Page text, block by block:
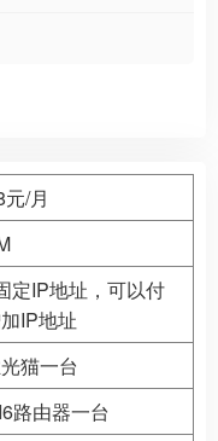
/月
定IP地址，可以付
IP地址
猫一台
路由器一台